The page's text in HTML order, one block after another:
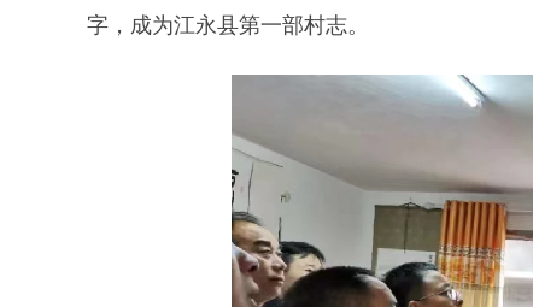
字，成为江永县第一部村志。